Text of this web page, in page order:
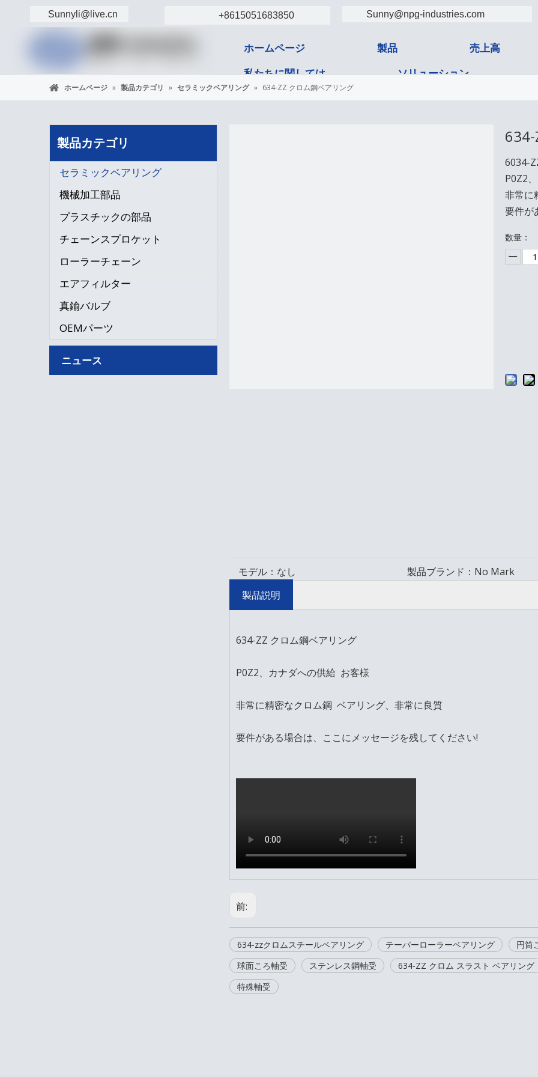
Sunnyli@live.cn +8615051683850 Sunny@npg-industries.com
ホームページ 製品 売上高
私たちに関しては
ソリューション
ホームページ » 製品カテゴリ » セラミックベアリング » 634-ZZ クロム鋼ベアリング
製品カテゴリ
セラミックベアリング
機械加工部品
プラスチックの部品
チェーンスプロケット
ローラーチェーン
エアフィルター
真鍮バルブ
OEMパーツ
ニュース
6034-
P0Z2
非常に
要件が
数量：
モデル： なし 製品ブランド： No Mark
製品説明
634-ZZ クロム鋼ベアリング
P0Z2、カナダへの供給 お客様
非常に精密なクロム鋼 ベアリング、非常に良質
要件がある場合は、ここにメッセージを残してください!
前:
634-zzクロムスチールベアリング テーパーローラーベアリング 円筒
球面ころ軸受
ステンレス鋼軸受 634-ZZ クロム スラスト ベアリング
特殊軸受